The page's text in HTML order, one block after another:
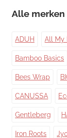
Alle merken
ADUH All My
Bamboo Basics
Bees Wrap
CANUSSA
Gentleberg
Iron Roots